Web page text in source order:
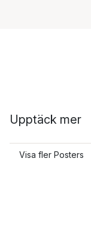
Upptäck mer
Visa fler Posters